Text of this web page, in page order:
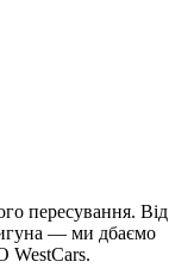
пересування. Від
— ми дбаємо
WestCars.